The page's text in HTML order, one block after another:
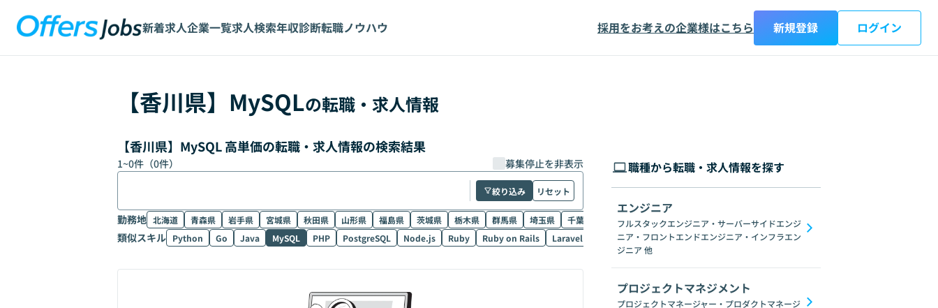
新着求人企業一覧求人検索年収診断転職ノウハウ 採用をお考えの企業様はこちら 新規登録 ログイン
【香川県】 MySQLの転職・求人情報
【香川県】MySQL 高単価の転職・求人情報の検索結果
1~0件（0件） 募集停止を非表示
絞り込み リセット
勤務地 北海道 青森県 岩手県 宮城県 秋田県 山形県 福島県 茨城県 栃木県 群馬県 埼玉県 千葉県 東京都 神奈川県 新潟県 富山県 石川県
類似スキル Python Go Java MySQL PHP PostgreSQL Node.js Ruby Ruby on Rails Laravel C# GraphQL SpringFramework Redis
職種から転職・求人情報を探す
エンジニア
フルスタックエンジニア・サーバーサイドエンジ
ニア・フロントエンドエンジニア・インフラエン
ジニア 他
プロジェクトマネジメント
プロジェクトマネージャー・プロダクトマネージ